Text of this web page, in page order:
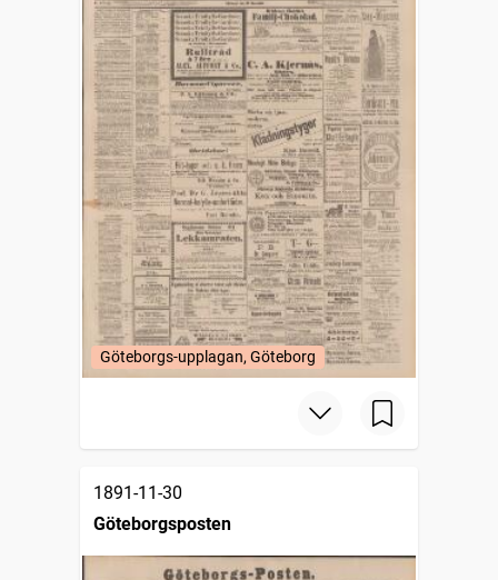
Göteborgs-upplagan, Göteborg
1891-11-30
Göteborgsposten